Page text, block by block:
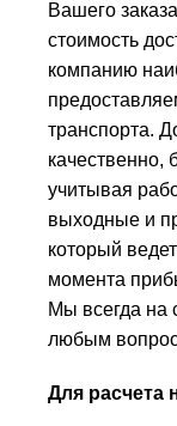
Вашего
стоимость
компанию
транспорта.
качественно,
учитывая
выходные и
который
момента
Мы всегда на
любым
Для расчета